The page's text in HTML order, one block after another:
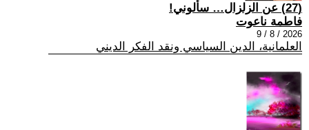
(27) عن الزلزال… سألوني!
فاطمة ناعوت
2026 / 8 / 9
العلمانية، الدين السياسي ونقد الفكر الديني